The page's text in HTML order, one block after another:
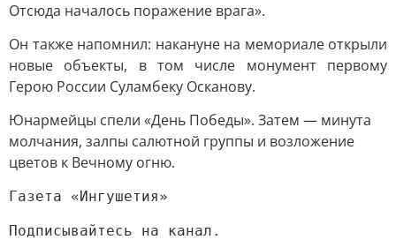
Отсюда началось поражение врага».
Он также напомнил: накануне на мемориале открыли
новые объекты, в том числе монумент первому
Герою России Суламбеку Осканову.
Юнармейцы спели «День Победы». Затем — минута
молчания, залпы салютной группы и возложение
цветов к Вечному огню.
Газета «Ингушетия»
Подписывайтесь на канал.